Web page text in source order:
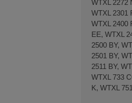
WTXL 2272
WTXL 2301
WTXL 2400
EE, WTXL
2500 BY,
2501 BY,
2511 BY,
WTXL 733
K, WTXL